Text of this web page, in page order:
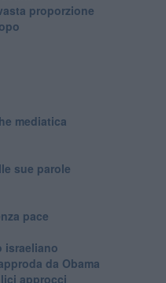
proporzione
mediatica
sue parole
pace
israeliano
da Obama
approcci